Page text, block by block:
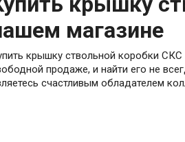
магазине
крышку ствольной коробки СКС
продаже, и найти его не
счастливым обладателем